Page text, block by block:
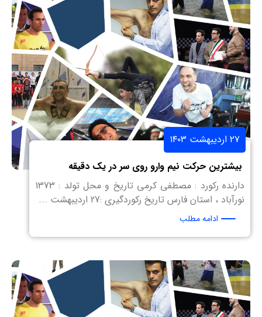
۲۷ اردیبهشت ۱۴۰۳
بیشترین حرکت نیم وارو روی سر در یک دقیقه
دارنده رکورد : مصطفی کرمی تاریخ و محل تولد : 1373
نورآباد ، استان فارس تاریخ رکوردگیری :27 اردیبهشت ...
ادامه مطلب